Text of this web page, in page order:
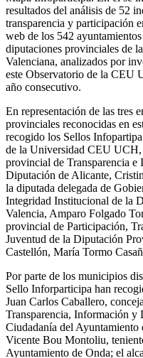
resultados del análisis de 52
transparencia y participación
web de los 542
diputaciones provinciales de
Valenciana, analizados por
este Observatorio de la CEU
año consecutivo.
En representación de las tres
provinciales reconocidas en
recogido los Sellos
de la Universidad CEU UCH,
provincial de Transparencia e
Diputación de Alicante,
la diputada delegada de
Integridad Institucional de la
Valencia, Amparo Folgado
provincial de Participación,
Juventud de la Diputación
Castellón, María Tormo
Por parte de los municipios
Sello Inforparticipa han
Juan Carlos Caballero,
Transparencia, Información y
Ciudadanía del Ayuntamiento
Vicente Bou Montoliu,
Ayuntamiento de Onda; el